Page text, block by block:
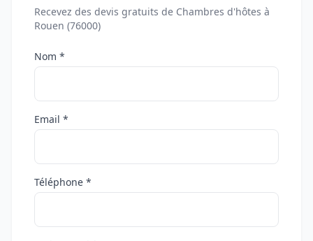
Recevez des devis gratuits de Chambres d'hôtes à
Rouen (76000)
Nom *
Email *
Téléphone *